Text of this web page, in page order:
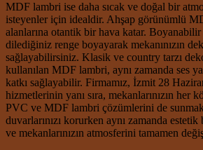
MDF lambri ise daha sıcak ve doğal bir
isteyenler için idealdir. Ahşap görünümlü
alanlarına otantik bir hava katar.
dilediğiniz renge boyayarak mekanınızın
sağlayabilirsiniz. Klasik ve country tarzı
kullanılan MDF lambri, aynı zamanda ses
katkı sağlayabilir. Firmamız, İzmit 28
hizmetlerinin yanı sıra, mekanlarınızın her
PVC ve MDF lambri çözümlerini de
duvarlarınızı korurken aynı zamanda
ve mekanlarınızın atmosferini tamamen